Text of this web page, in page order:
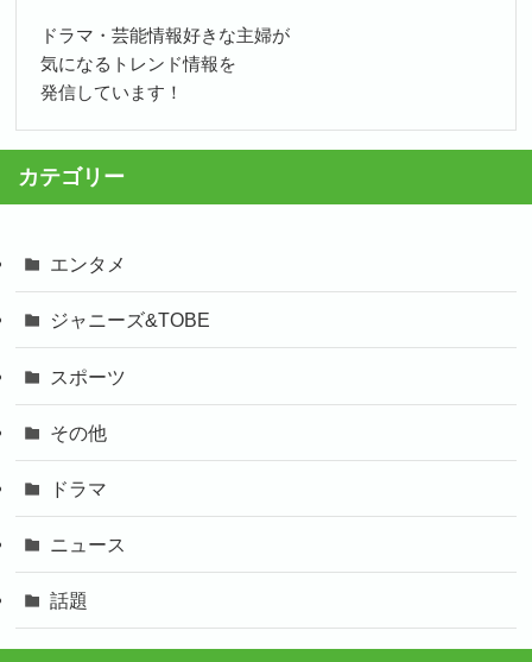
ドラマ・芸能情報好きな主婦が
気になるトレンド情報を
発信しています！
カテゴリー
エンタメ
ジャニーズ&TOBE
スポーツ
その他
ドラマ
ニュース
話題